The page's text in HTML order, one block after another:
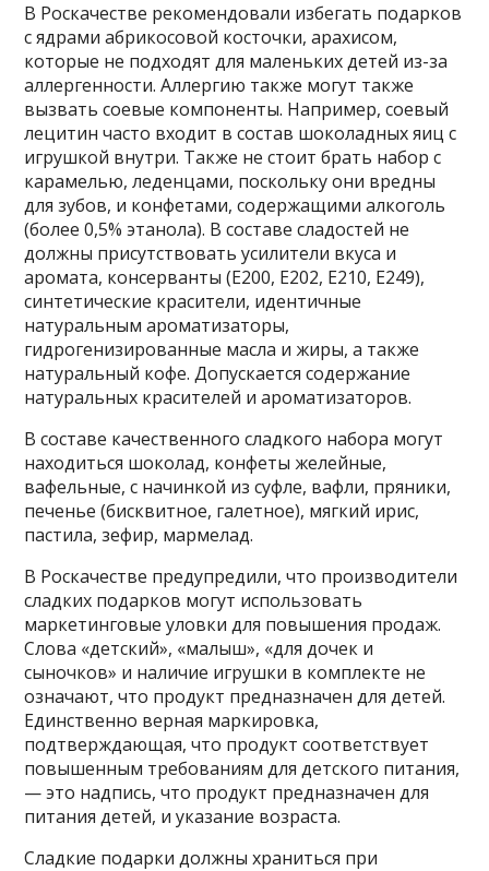
В Роскачестве рекомендовали избегать подарков
с ядрами абрикосовой косточки, арахисом,
которые не подходят для маленьких детей из-за
аллергенности. Аллергию также могут также
вызвать соевые компоненты. Например, соевый
лецитин часто входит в состав шоколадных яиц с
игрушкой внутри. Также не стоит брать набор с
карамелью, леденцами, поскольку они вредны
для зубов, и конфетами, содержащими алкоголь
(более 0,5% этанола). В составе сладостей не
должны присутствовать усилители вкуса и
аромата, консерванты (Е200, Е202, Е210, Е249),
синтетические красители, идентичные
натуральным ароматизаторы,
гидрогенизированные масла и жиры, а также
натуральный кофе. Допускается содержание
натуральных красителей и ароматизаторов.
В составе качественного сладкого набора могут
находиться шоколад, конфеты желейные,
вафельные, с начинкой из суфле, вафли, пряники,
печенье (бисквитное, галетное), мягкий ирис,
пастила, зефир, мармелад.
В Роскачестве предупредили, что производители
сладких подарков могут использовать
маркетинговые уловки для повышения продаж.
Слова «детский», «малыш», «для дочек и
сыночков» и наличие игрушки в комплекте не
означают, что продукт предназначен для детей.
Единственно верная маркировка,
подтверждающая, что продукт соответствует
повышенным требованиям для детского питания,
— это надпись, что продукт предназначен для
питания детей, и указание возраста.
Сладкие подарки должны храниться при